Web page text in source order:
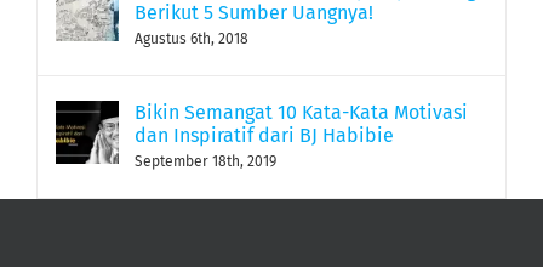
Berikut 5 Sumber Uangnya!
Agustus 6th, 2018
Bikin Semangat 10 Kata-Kata Motivasi
dan Inspiratif dari BJ Habibie
September 18th, 2019